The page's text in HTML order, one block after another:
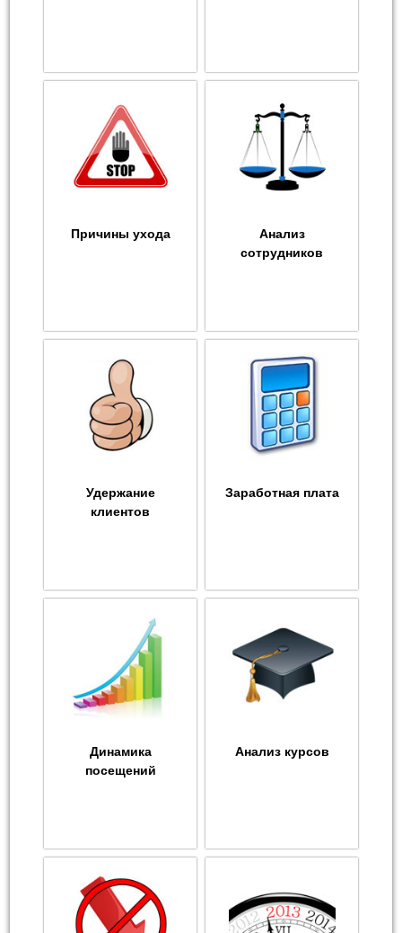
Причины ухода
Анализ
сотрудников
Удержание
клиентов
Заработная плата
Динамика
посещений
Анализ курсов